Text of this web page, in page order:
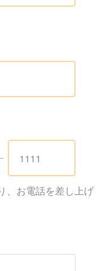
、お電話を差し上げ